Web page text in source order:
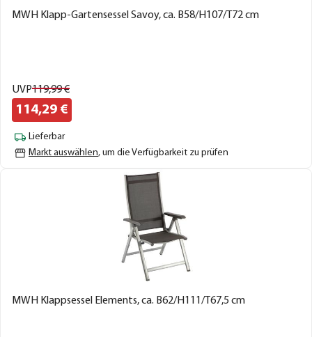
MWH Klapp-Gartensessel Savoy, ca. B58/H107/T72 cm
UVP119,99€
114,29 €
Lieferbar
Markt auswählen, um die Verfügbarkeit zu prüfen
MWH Klappsessel Elements, ca. B62/H111/T67,5 cm